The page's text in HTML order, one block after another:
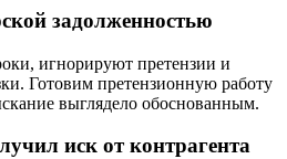
задолженностью
игнорируют претензии и
Готовим претензионную работу
выглядело обоснованным.
иск от контрагента